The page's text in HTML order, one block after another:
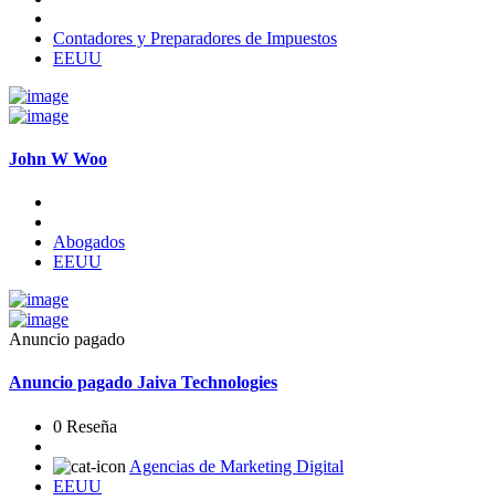
Contadores y Preparadores de Impuestos
EEUU
John W Woo
Abogados
EEUU
Anuncio pagado
Anuncio pagado Jaiva Technologies
0 Reseña
Agencias de Marketing Digital
EEUU